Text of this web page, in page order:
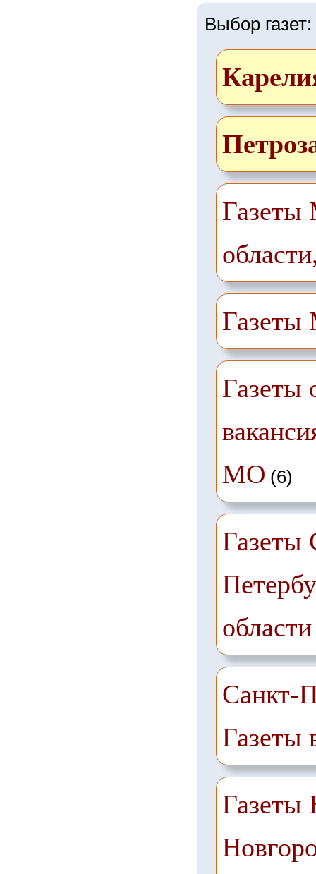
Выбор газет:
Газеты
Газеты
МО (6)
Газеты
области
Санкт-
Газеты
Газеты